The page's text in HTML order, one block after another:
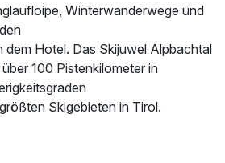
Winterwanderwege und
dem Hotel. Das Skijuwel Alpbachtal
100 Pistenkilometer in
Skigebieten in Tirol.